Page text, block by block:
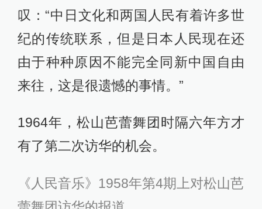
叹：“中日文化和两国人民有着许多世
纪的传统联系，但是日本人民现在还
由于种种原因不能完全同新中国自由
来往，这是很遗憾的事情。”
1964年，松山芭蕾舞团时隔六年方才
有了第二次访华的机会。
《人民音乐》1958年第4期上对松山芭